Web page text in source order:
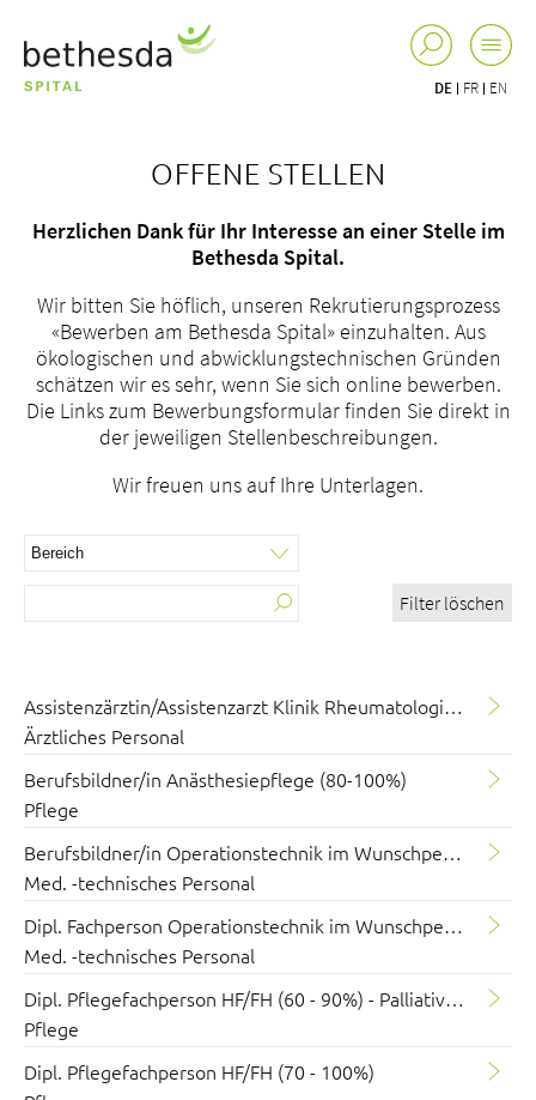
DE FR EN
Blog
Zuweisende
Jobs & Karriere
Qualität
Fachbereiche
Personen
Notaufnahme
OFFENE STELLEN
Herzlichen Dank für Ihr Interesse an einer Stelle im
Bethesda Spital.
Wir bitten Sie höflich, unseren Rekrutierungsprozess
«Bewerben am Bethesda Spital» einzuhalten. Aus
ökologischen und abwicklungstechnischen Gründen
schätzen wir es sehr, wenn Sie sich online bewerben.
Die Links zum Bewerbungsformular finden Sie direkt in
der jeweiligen Stellenbeschreibungen.
Wir freuen uns auf Ihre Unterlagen.
Filter löschen
Assistenzärztin/Assistenzarzt Klinik Rheumatologie und Schmerzmedizin 100%
Ärztliches Personal
Berufsbildner/in Anästhesiepflege (80-100%)
Pflege
Berufsbildner/in Operationstechnik im Wunschpensum 80 - 100%
Med. -technisches Personal
Dipl. Fachperson Operationstechnik im Wunschpensum 40 - 100%
Med. -technisches Personal
Dipl. Pflegefachperson HF/FH (60 - 90%) - Palliative Care
Pflege
Dipl. Pflegefachperson HF/FH (70 - 100%)